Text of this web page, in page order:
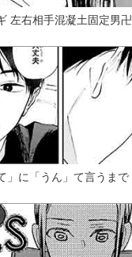
左右相手混凝土固定男卍
」に「うん」て言うまで